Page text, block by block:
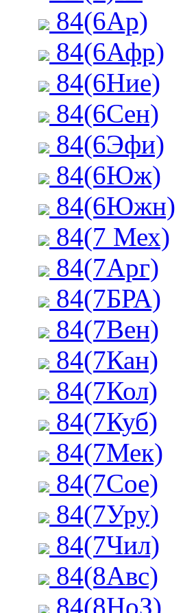
84(6Ар)
84(6Афр)
84(6Ние)
84(6Сен)
84(6Эфи)
84(6Юж)
84(6Южн)
84(7 Мех)
84(7Арг)
84(7БРА)
84(7Вен)
84(7Кан)
84(7Кол)
84(7Куб)
84(7Мек)
84(7Сое)
84(7Уру)
84(7Чил)
84(8Авс)
84(8НоЗ)